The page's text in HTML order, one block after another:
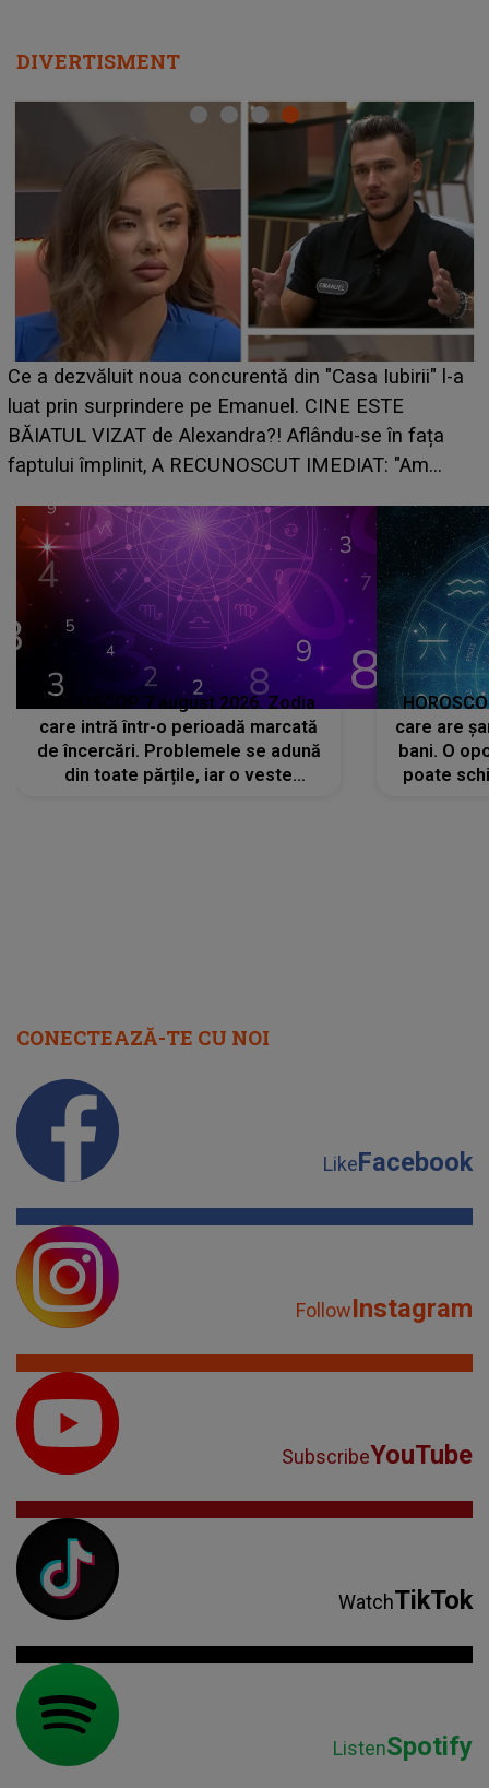
DIVERTISMENT
din "Casa Iubirii" l-a
CINE ESTE
Aflându-se în fața
IMEDIAT: "Am
HOROSCOP de weekend, 8-9
care riscă să rămână fără
grabă îi aduce pierderi
planurile peste cap
HOROSCOP 7 august 2026. Zodia
care intră într-o perioadă marcată
de încercări. Problemele se adună
din toate părțile, iar o veste
care are
bani. O
poate
CONECTEAZĂ-TE CU NOI
LikeFacebook
FollowInstagram
SubscribeYouTube
WatchTikTok
ListenSpotify